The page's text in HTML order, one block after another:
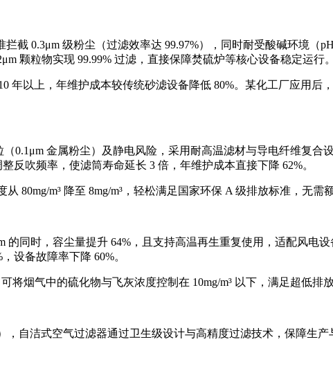
截 0.3μm 级粉尘（过滤效率达 99.97%），同时耐受酸碱环境（
颗粒物实现 99.99% 过滤，直接保障焚硫炉等核心设备稳定运行。
年以上，年维护成本较传统砂滤设备降低 80%。某化工厂应用
0.1μm 金属粉尘）及静电风险，采用耐高温滤材与导电纤维复合
吹频率，使滤筒寿命延长 3 倍，年维护成本直接下降 62%。
80mg/m³ 降至 8mg/m³，轻松满足国家环保 A 级排放标准，无需
的同时，容尘量提升 64%，且支持高温再生重复使用，适配风电
设备故障率下降 60%。
将烟气中的硫化物与飞灰浓度控制在 10mg/m³ 以下，满足超低排
自洁式空气过滤器通过卫生级设计与高精度过滤技术，保障生产